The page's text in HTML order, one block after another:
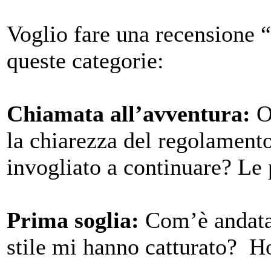
Voglio fare una recensione
queste categorie:
Chiamata all’avventura:
la chiarezza del
invogliato a continuare? Le
Prima soglia: Com’è
stile mi hanno catturato?